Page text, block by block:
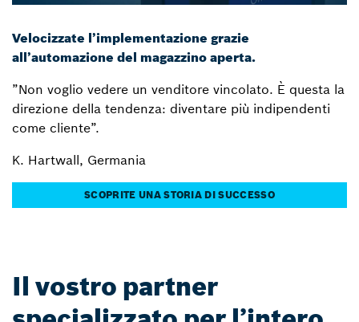
Velocizzate l’implementazione grazie
all’automazione del magazzino aperta.
”Non voglio vedere un venditore vincolato. È questa la
direzione della tendenza: diventare più indipendenti
come cliente”.
K. Hartwall, Germania
SCOPRITE UNA STORIA DI SUCCESSO
Il vostro partner